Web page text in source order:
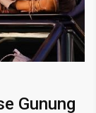
Gunung